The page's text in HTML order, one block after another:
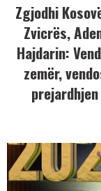
Zgjodhi
Zvicrës,
Hajdarin:
zemër,